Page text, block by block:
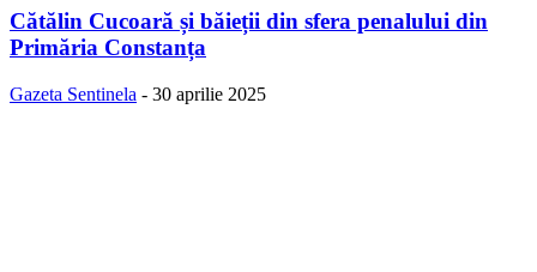
Cătălin Cucoară și băieții din sfera penalului din
Primăria Constanța
Gazeta Sentinela - 30 aprilie 2025